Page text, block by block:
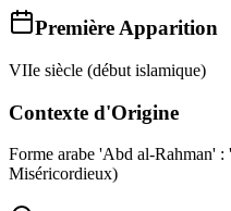
Première Apparition
VIIe siècle (début islamique)
Contexte d'Origine
Forme arabe 'Abd al‑Rahman'
Miséricordieux)